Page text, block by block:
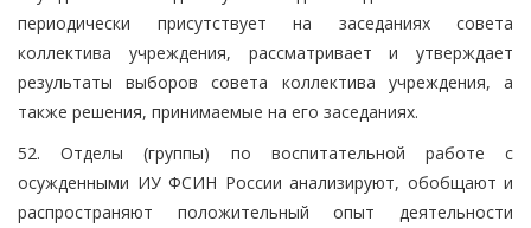
периодически присутствует на заседаниях совета
коллектива учреждения, рассматривает и утверждает
результаты выборов совета коллектива учреждения, а
также решения, принимаемые на его заседаниях.
52. Отделы (группы) по воспитательной работе с
осужденными ИУ ФСИН России анализируют, обобщают и
распространяют положительный опыт деятельности